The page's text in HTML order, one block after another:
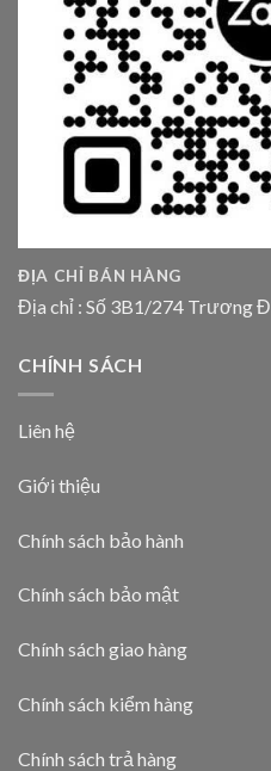
ĐỊA CHỈ BÁN HÀNG
Địa chỉ : Số 3B1/274 Trương
CHÍNH SÁCH
Liên hệ
Giới thiệu
Chính sách bảo hành
Chính sách bảo mật
Chính sách giao hàng
Chính sách kiểm hàng
Chính sách trả hàng